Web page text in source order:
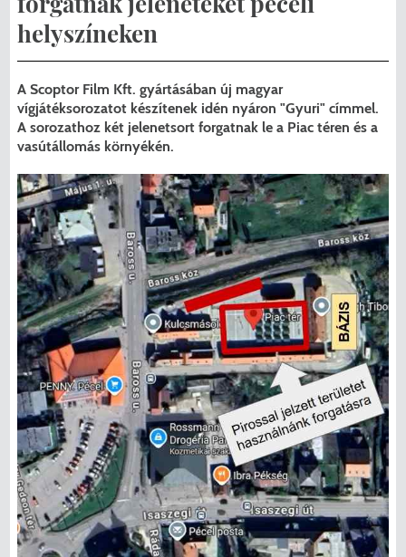
Pécel Város Önkormányzata ASP
Központhoz való csatlakozása
Péceli Polgármesteri Hivatal energetikai
korszerűsítése
Komplex csapadékvíz-elvezetés
korszerűsítése Pécelen II. ütem
Pécel Város Önkormányzata 250 000
000 Ft értékű támogatást nyert az
alábbi projekt vonatkozásában.
Menzakártya/Applikáció
Kedvezmények/Diéta/Allergia
Nyomtatványok
Étkezési térítési díjak
Kapcsolat
2025/2026. tanév
helyszíneken
A Scoptor Film Kft. gyártásában új magyar
vígjátéksorozatot készítenek idén nyáron "Gyuri" címmel.
A sorozathoz két jelenetsort forgatnak le a Piac téren és a
vasútállomás környékén.